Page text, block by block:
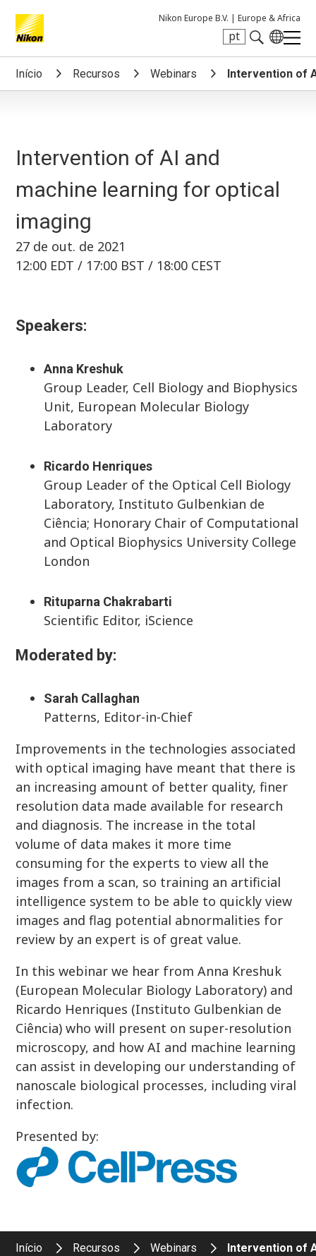
Nikon Europe B.V. | Europe & Africa
pt
Search keyword(s)
Início Recursos Webinars Intervention of
Intervention of AI and
machine learning for optical
imaging
27 de out. de 2021
12:00 EDT / 17:00 BST / 18:00 CEST
Speakers:
Anna Kreshuk
Group Leader, Cell Biology and Biophysics
Unit, European Molecular Biology
Laboratory
Ricardo Henriques
Group Leader of the Optical Cell Biology
Laboratory, Instituto Gulbenkian de
Ciência; Honorary Chair of Computational
and Optical Biophysics University College
London
Rituparna Chakrabarti
Scientific Editor, iScience
Moderated by:
Sarah Callaghan
Patterns, Editor-in-Chief
Improvements in the technologies associated
with optical imaging have meant that there is
an increasing amount of better quality, finer
resolution data made available for research
and diagnosis. The increase in the total
volume of data makes it more time
consuming for the experts to view all the
images from a scan, so training an artificial
intelligence system to be able to quickly view
images and flag potential abnormalities for
review by an expert is of great value.
In this webinar we hear from Anna Kreshuk
(European Molecular Biology Laboratory) and
Ricardo Henriques (Instituto Gulbenkian de
Ciência) who will present on super-resolution
microscopy, and how AI and machine learning
can assist in developing our understanding of
nanoscale biological processes, including viral
infection.
Presented by:
Início Recursos Webinars Intervention of